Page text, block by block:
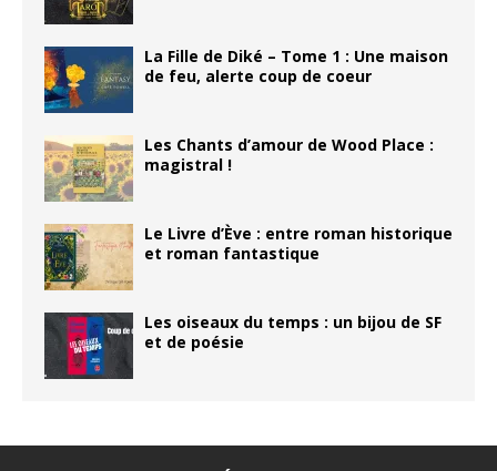
La Fille de Diké – Tome 1 : Une maison
de feu, alerte coup de coeur
Les Chants d’amour de Wood Place :
magistral !
Le Livre d’Ève : entre roman historique
et roman fantastique
Les oiseaux du temps : un bijou de SF
et de poésie